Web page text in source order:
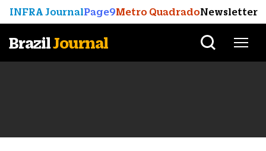
INFRA JournalPage9Metro QuadradoNewsletter
BrazilJournal